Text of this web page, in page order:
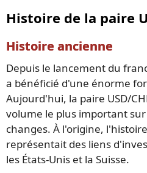
Histoire de la paire
Histoire ancienne
Depuis le lancement du
a bénéficié d'une énorme
Aujourd'hui, la paire USD/
volume le plus important
changes. À l'origine,
représentait des liens
les États-Unis et la Suisse.